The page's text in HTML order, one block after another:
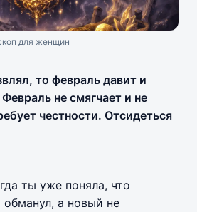
для женщин
то февраль давит и
не смягчает и не
честности. Отсидеться
ты уже поняла, что
а новый не